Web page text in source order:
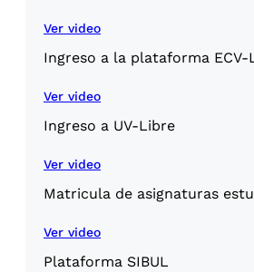
Ver video
Ingreso a la plataforma ECV-
Ver video
Ingreso a UV-Libre
Ver video
Matricula de asignaturas
Ver video
Plataforma SIBUL